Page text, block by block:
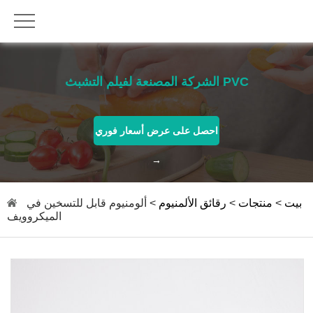
الشركة المصنعة لفيلم التشبث PVC
احصل على عرض أسعار فوري
→
بيت > منتجات > رقائق الألمنيوم > ألومنيوم قابل للتسخين في
الميكروويف